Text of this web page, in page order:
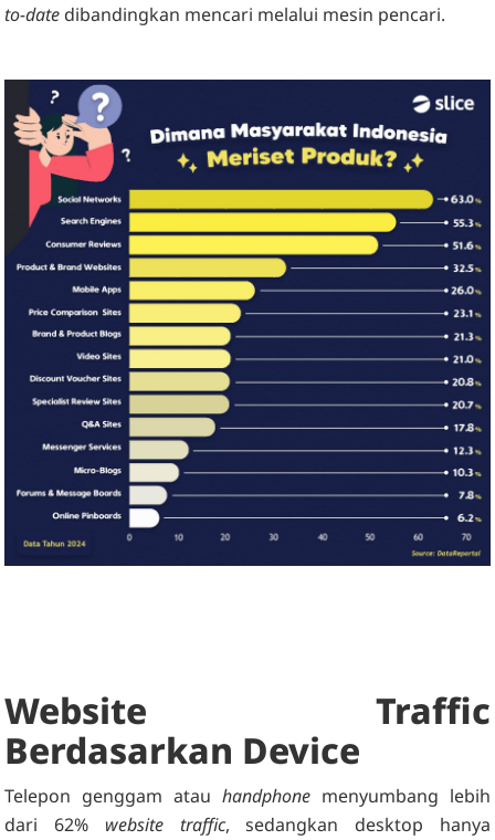
to-date dibandingkan mencari melalui mesin pencari.
Website Traffic
Berdasarkan Device
Telepon genggam atau handphone menyumbang lebih
dari 62% website traffic, sedangkan desktop hanya